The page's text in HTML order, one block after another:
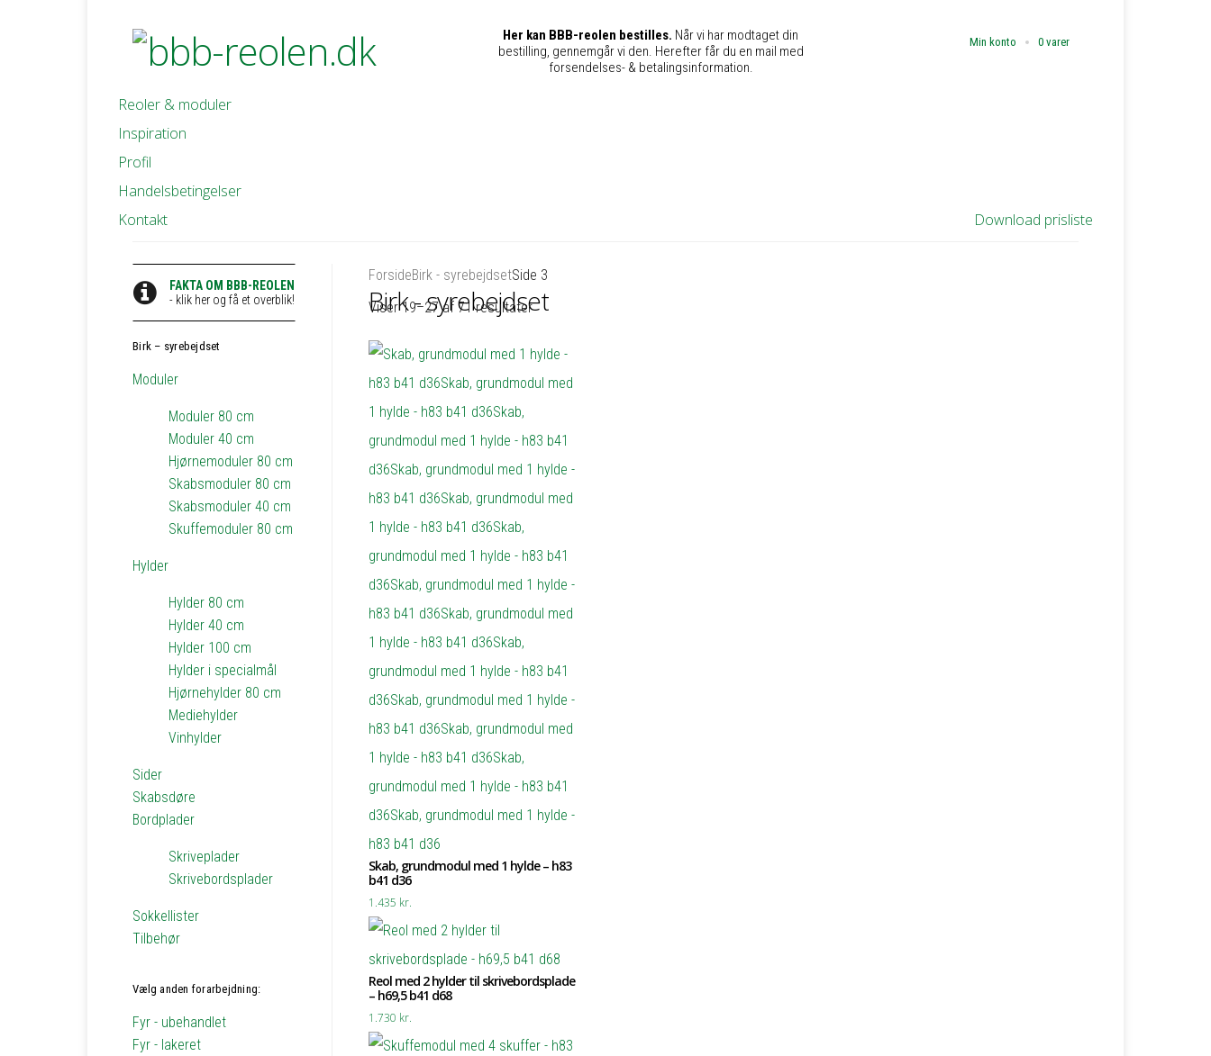
Min konto 0 varer
Her kan BBB-reolen bestilles. Når vi har modtaget din
bestilling, gennemgår vi den. Herefter får du en mail med
forsendelses- & betalingsinformation.
Reoler & moduler
Inspiration
Profil
Handelsbetingelser
Download prisliste
Kontakt
ForsideBirk - syrebejdsetSide 3
Birk - syrebejdset
Viser 19–27 af 71 resultater
Skab, grundmodul med 1 hylde – h83
b41 d36
1.435 kr.
Reol med 2 hylder til skrivebordsplade
– h69,5 b41 d68
1.730 kr.
FAKTA OM BBB-REOLEN
- klik her og få et overblik!
Birk – syrebejdset
Moduler
Moduler 80 cm
Moduler 40 cm
Hjørnemoduler 80 cm
Skabsmoduler 80 cm
Skabsmoduler 40 cm
Skuffemoduler 80 cm
Hylder
Hylder 80 cm
Hylder 40 cm
Hylder 100 cm
Hylder i specialmål
Hjørnehylder 80 cm
Mediehylder
Vinhylder
Sider
Skabsdøre
Bordplader
Skriveplader
Skrivebordsplader
Sokkellister
Tilbehør
Vælg anden forarbejdning:
Fyr - ubehandlet
Fyr - lakeret